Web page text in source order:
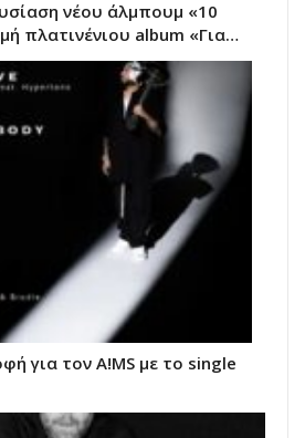
νέου άλμπουμ «10
πλατινένιου album «Για…
για τον A!MS με το single